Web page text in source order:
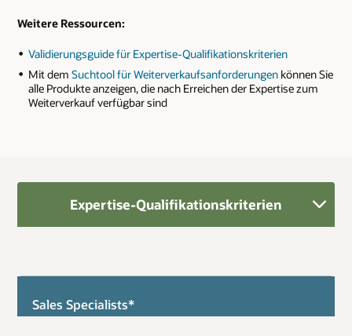
Weitere Ressourcen:
Validierungsguide für Expertise-Qualifikationskriterien
Mit demSuchtool für Weiterverkaufsanforderungen können Sie
alle Produkte anzeigen, die nach Erreichen der Expertise zum
Weiterverkauf verfügbar sind
Expertise-Qualifikationskriterien
Sales Specialists*